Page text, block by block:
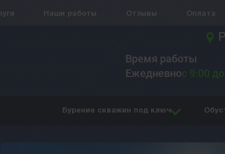
Наши работы Отзывы Оплата
Время работы
Ежедневнос 9:00
Бурение скважин под ключ